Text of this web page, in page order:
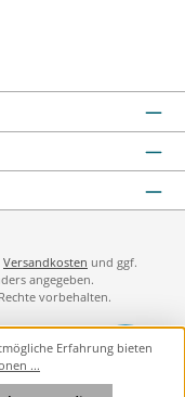
Versandkosten und ggf.
angegeben.
vorbehalten.
Erfahrung bieten
...